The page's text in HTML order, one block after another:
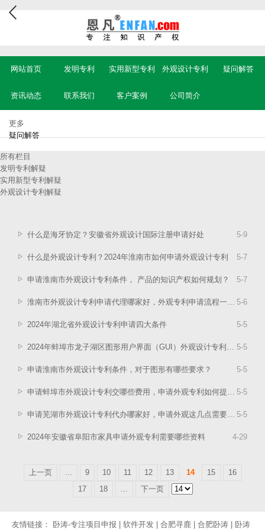
网站首页 发明专利 实用新型专利 外观设计专利 疑问解答
资讯动态 联系我们 客户案例 公司简介
更多
疑问解答
所有栏目
发明专利解疑
实用新型专利解疑
外观设计专利解疑
5-9
什么是海牙协定？安徽省外观设计国际注册申请好处
5-7
什么是外观设计专利？2024年淮南市如何申请外观设计专利
5-7
申请淮南市外观设计专利条件， 产品的知识产权如何规划？
5-6
淮南市外观设计专利申请代理哪家好，外观专利申请流程一篇看懂！
5-5
2024年湖北省外观设计专利申请四大条件
5-5
2024年蚌埠市龙子湖区图形用户界面（GUI）外观设计专利如何申请？
5-5
申请淮南市外观设计专利条件，对于图形有哪些要求？
5-5
申请蚌埠市外观设计专利交哪些费用，申请外观专利如何提高成功率？
5-5
申请芜湖市外观设计专利代办哪家好，申请外观这几点需要注意！
4-29
2024年安徽省阜阳市家具申请外观专利需要哪些资料
上一页 9 10 11 12 13 14 15
16
17
18 下一页
友情链接： 卧涛-专注项目申报 软件开发 合肥寻鹿 合肥卧涛 卧涛